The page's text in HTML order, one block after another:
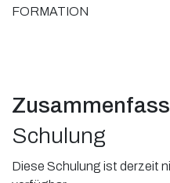
FORMATION
Schulung
Diese Schulung ist derzeit